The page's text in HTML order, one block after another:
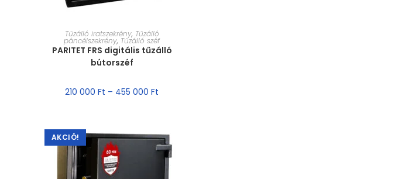
MÉRET VÁLASZTÁSA
Tűzálló iratszekrény, Tűzálló
páncélszekrény, Tűzálló széf
PARITET FRS digitális tűzálló
bútorszéf
210 000Ft – 455 000Ft
AKCIÓ!